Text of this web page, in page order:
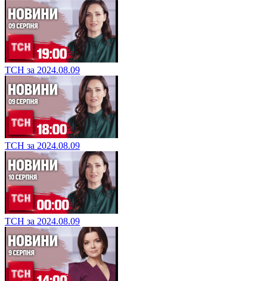
ТСН за 2024.08.09
ТСН за 2024.08.09
ТСН за 2024.08.09